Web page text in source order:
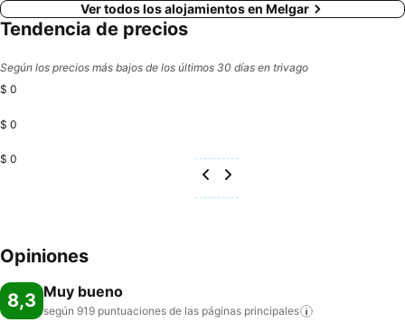
Ver todos los alojamientos en Melgar
Tendencia de precios
Según los precios más bajos de los últimos 30 días en trivago
$ 0
$ 0
$ 0
Opiniones
8,3 Muy bueno
según 919 puntuaciones de las páginas principales